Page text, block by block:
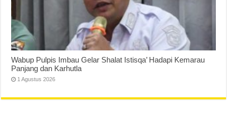
Wabup Pulpis Imbau Gelar Shalat Istisqa’ Hadapi Kemarau
Panjang dan Karhutla
1 Agustus 2026